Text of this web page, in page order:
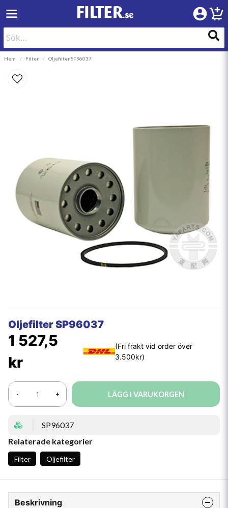
Hem Filter Oljefilter SP96037
Oljefilter SP96037
1 527,5
kr
- + LÄGG I VARUKORGEN
SP96037
Relaterade kategorier
Filter Oljefilter
Beskrivning